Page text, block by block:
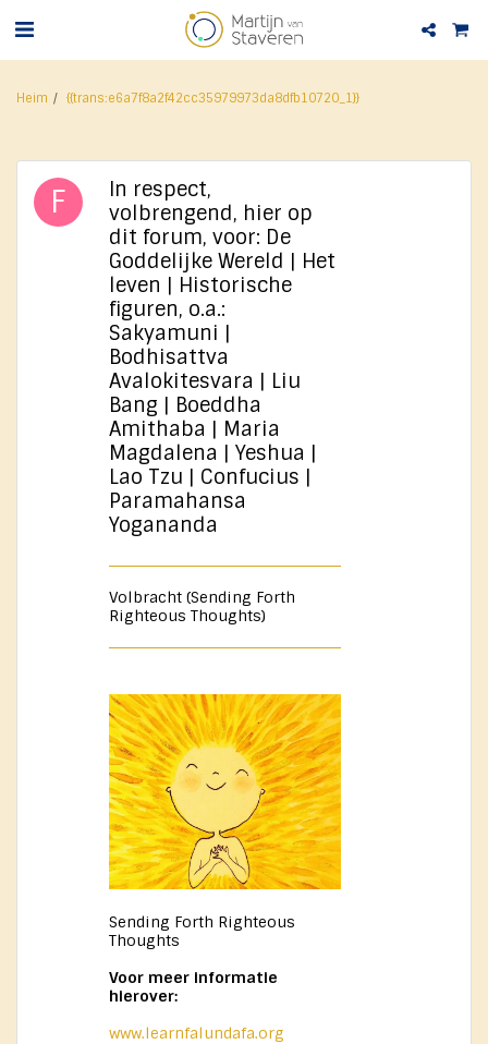
Heim {{trans:e6a7f8a2f42cc35979973da8dfb10720_1}}
In respect,
volbrengend, hier op
dit forum, voor: De
Goddelijke Wereld | Het
leven | Historische
figuren, o.a.:
Sakyamuni |
Bodhisattva
Avalokitesvara | Liu
Bang | Boeddha
Amithaba | Maria
Magdalena | Yeshua |
Lao Tzu | Confucius |
Paramahansa
Yogananda
Volbracht (Sending Forth
Righteous Thoughts)
Sending Forth Righteous
Thoughts
Voor meer informatie
hierover:
www.learnfalundafa.org